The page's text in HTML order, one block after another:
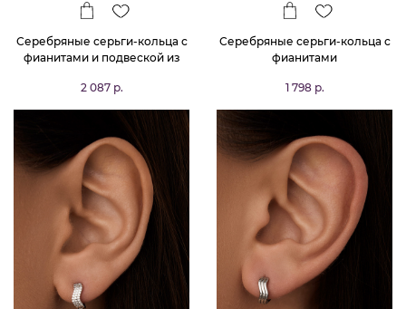
Серебряные серьги-кольца с
фианитами и подвеской из
2 087 р.
Серебряные серьги-кольца с
фианитами
1 798 р.